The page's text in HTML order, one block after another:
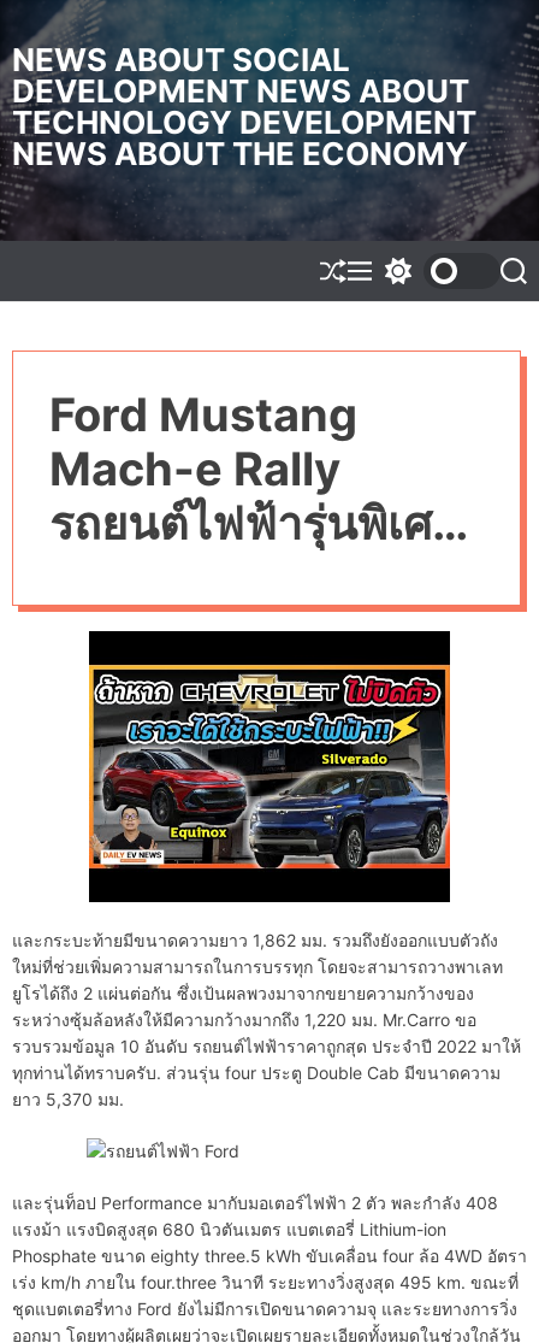
i
p
t
o
c
o
n
n
NEWS ABOUT SOCIAL
DEVELOPMENT NEWS ABOUT
TECHNOLOGY DEVELOPMENT
NEWS ABOUT THE ECONOMY
S
h
e
M
e
w
m
o
d
S
e
Ford Mustang
Mach-e Rally
รถยนต์ไฟฟ้ารุ่นพิเศษ
Ford Wrc ข่าวใน
วงการรถยนต์
และกระบะท้ายมีขนาดความยาว 1,862 มม. รวมถึงยังออกแบบตัวถัง
ใหม่ที่ช่วยเพิ่มความสามารถในการบรรทุก โดยจะสามารถวางพาเลท
ยูโรได้ถึง 2 แผ่นต่อกัน ซึ่งเป้นผลพวงมาจากขยายความกว้างของ
ระหว่างซุ้มล้อหลังให้มีความกว้างมากถึง 1,220 มม. Mr.Carro ขอ
รวบรวมข้อมูล 10 อันดับ รถยนต์ไฟฟ้าราคาถูกสุด ประจำปี 2022 มาให้
ทุกท่านได้ทราบครับ. ส่วนรุ่น four ประตู Double Cab มีขนาดความ
ยาว 5,370 มม.
และรุ่นท็อป Performance มากับมอเตอร์ไฟฟ้า 2 ตัว พละกำลัง 408
แรงม้า แรงบิดสูงสุด 680 นิวตันเมตร แบตเตอรี่ Lithium-ion
Phosphate ขนาด eighty three.5 kWh ขับเคลื่อน four ล้อ 4WD อัตรา
เร่ง km/h ภายใน four.three วินาที ระยะทางวิ่งสูงสุด 495 km. ขณะที่
ชุดแบตเตอรี่ทาง Ford ยังไม่มีการเปิดขนาดความจุ และระยทางการวิ่ง
ออกมา โดยทางผู้ผลิตเผยว่าจะเปิดเผยรายละเอียดทั้งหมดในช่วงใกล้วัน